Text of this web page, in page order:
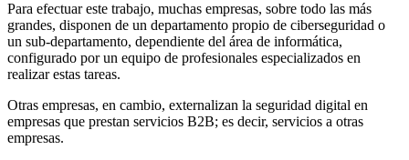
Para efectuar este trabajo, muchas empresas, sobre todo las más
grandes, disponen de un departamento propio de ciberseguridad o
un sub-departamento, dependiente del área de informática,
configurado por un equipo de profesionales especializados en
realizar estas tareas.
Otras empresas, en cambio, externalizan la seguridad digital en
empresas que prestan servicios B2B; es decir, servicios a otras
empresas.